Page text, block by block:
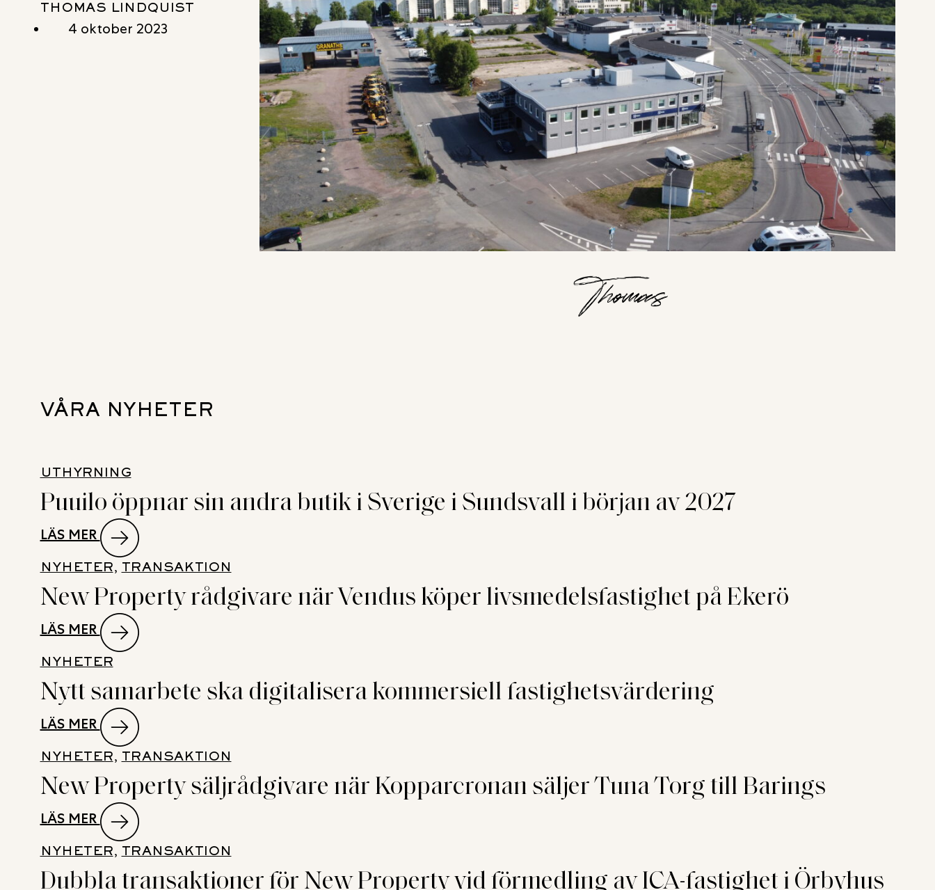
THOMAS LINDQUIST
4 oktober 2023
Thomas
VÅRA NYHETER
UTHYRNING
Puuilo öppnar sin andra butik i Sverige i Sundsvall i början av 2027
LÄS MER
:
PUUILO
ÖPPNAR
SIN
ANDRA
BUTIK
I
SUNDSVALL
I
BÖRJAN
AV
NYHETER, TRANSAKTION
New Property rådgivare när Vendus köper livsmedelsfastighet på Ekerö
LÄS MER
:
NEW
RÅDGIVARE
VENDUS
KÖPER
PÅ
EKERÖ
NYHETER
Nytt samarbete ska digitalisera kommersiell fastighetsvärdering
LÄS MER
:
NYTT
SAMARBETE
SKA
DIGITALISERA
KOMMERSIELL
FASTIGHETSVÄRDERING
NYHETER, TRANSAKTION
New Property säljrådgivare när Kopparcronan säljer Tuna Torg till Barings
LÄS MER
:
NEW
PROPERTY
SÄLJRÅDGIVARE
NYHETER, TRANSAKTION
Dubbla transaktioner för New Property vid förmedling av ICA-fastighet i Örbyhus